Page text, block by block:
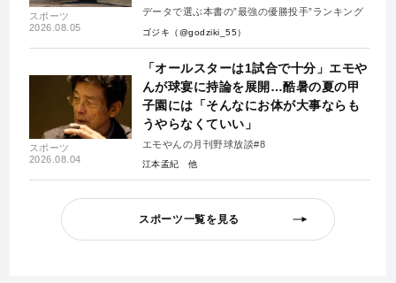
スポーツ
2026.08.05
データで選ぶ本書の”最強の優勝投手”ランキング
ゴジキ（@godziki_55）
スポーツ
2026.08.04
「オールスターは1試合で十分」エモや
んが球宴に持論を展開…酷暑の夏の甲
子園には「そんなにお体が大事ならも
うやらなくていい」
エモやんの月刊野球放談#8
江本孟紀
スポーツ一覧を見る